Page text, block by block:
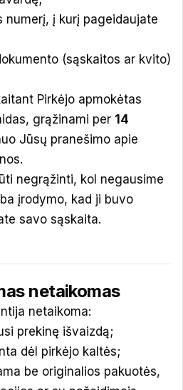
numerį, į kurį pageidaujate
(sąskaitos ar kvito)
Pirkėjo apmokėtas
grąžinami per 14
Jūsų pranešimo apie
negrąžinti, kol negausime
įrodymo, kad ji buvo
savo sąskaita.
netaikomas
netaikoma:
prekinę išvaizdą;
dėl pirkėjo kaltės;
be originalios pakuotės,